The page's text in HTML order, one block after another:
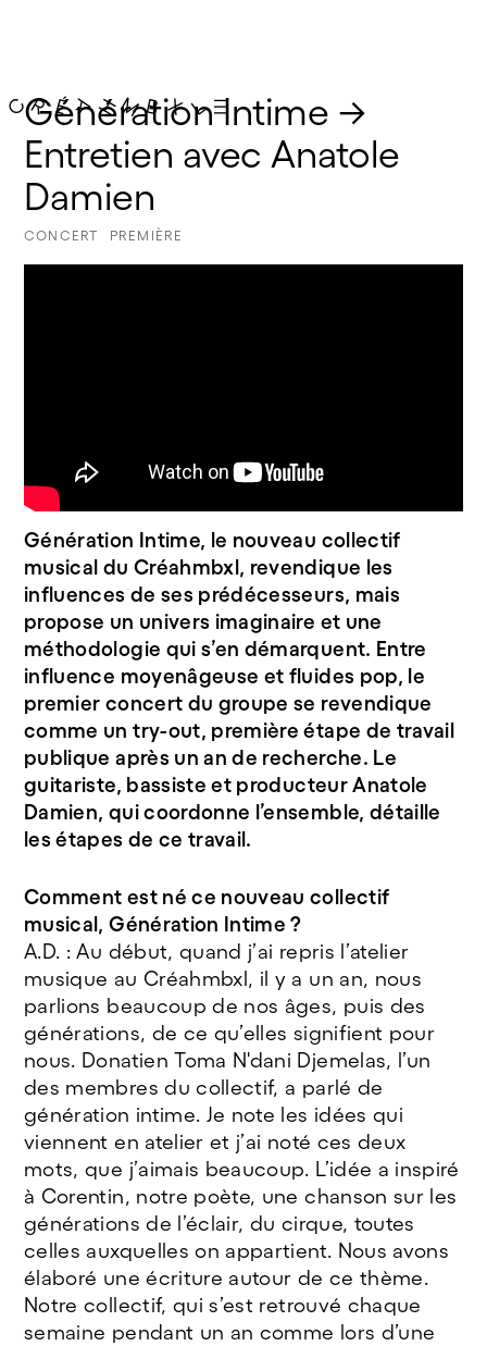
Génération Intime →
Entretien avec Anatole
Damien
CONCERT PREMIÈRE
Génération Intime, le nouveau collectif
musical du Créahmbxl, revendique les
influences de ses prédécesseurs, mais
propose un univers imaginaire et une
méthodologie qui s’en démarquent. Entre
influence moyenâgeuse et fluides pop, le
premier concert du groupe se revendique
comme un try-out, première étape de travail
publique après un an de recherche. Le
guitariste, bassiste et producteur Anatole
Damien, qui coordonne l’ensemble, détaille
les étapes de ce travail.
Comment est né ce nouveau collectif
musical, Génération Intime ?
A.D. : Au début, quand j’ai repris l’atelier
musique au Créahmbxl, il y a un an, nous
parlions beaucoup de nos âges, puis des
générations, de ce qu’elles signifient pour
nous. Donatien Toma N'dani Djemelas, l’un
des membres du collectif, a parlé de
génération intime. Je note les idées qui
viennent en atelier et j’ai noté ces deux
mots, que j’aimais beaucoup. L’idée a inspiré
à Corentin, notre poète, une chanson sur les
générations de l’éclair, du cirque, toutes
celles auxquelles on appartient. Nous avons
élaboré une écriture autour de ce thème.
Notre collectif, qui s’est retrouvé chaque
semaine pendant un an comme lors d’une